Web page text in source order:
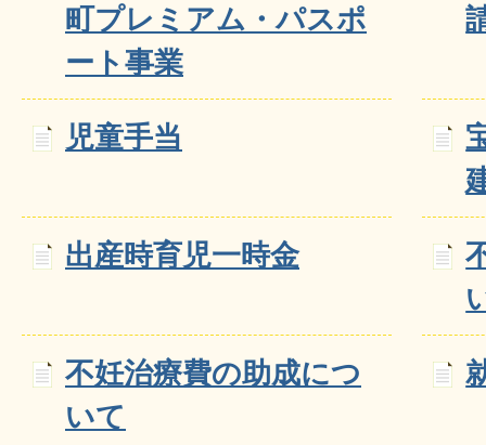
町プレミアム・パスポ
ート事業
児童手当
出産時育児一時金
不妊治療費の助成につ
いて